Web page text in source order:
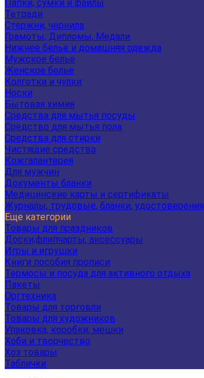
Папки, сумки и файлы
Тетради
Стержни, чернила
Грамоты, Дипломы, Медали
Нижнее белье и домашняя одежда
Мужское белье
Женское белье
Колготки и чулки
Носки
Бытовая химия
Средства для мытья посуды
Средство для мытья пола
Средства для стирки
Чистящие средства
Кожгалантерея
Для мужчин
Документы бланки
Медицинские карты и сертификаты
Журналы, трудовые, бланки, удостоверения
Еще категории
Товары для праздников
Доски,флипчарты, аксессуары
Игры и игрушки
Книги пособия прописи
Термосы и посуда для активного отдыха
Пакеты
Оргтехника
Товары для торговли
Товары для художников
Упаковка, коробки, мешки
Хоби и творчество
Хоз товары
Таблички